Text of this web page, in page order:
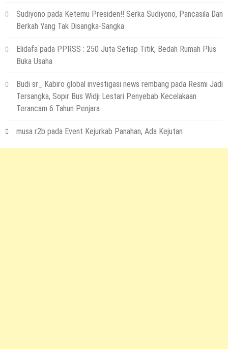
Sudiyono pada Ketemu Presiden!! Serka Sudiyono, Pancasila Dan
Berkah Yang Tak Disangka-Sangka
Elidafa pada PPRSS : 250 Juta Setiap Titik, Bedah Rumah Plus
Buka Usaha
Budi sr_ Kabiro global investigasi news rembang pada Resmi Jadi
Tersangka, Sopir Bus Widji Lestari Penyebab Kecelakaan
Terancam 6 Tahun Penjara
musa r2b pada Event Kejurkab Panahan, Ada Kejutan